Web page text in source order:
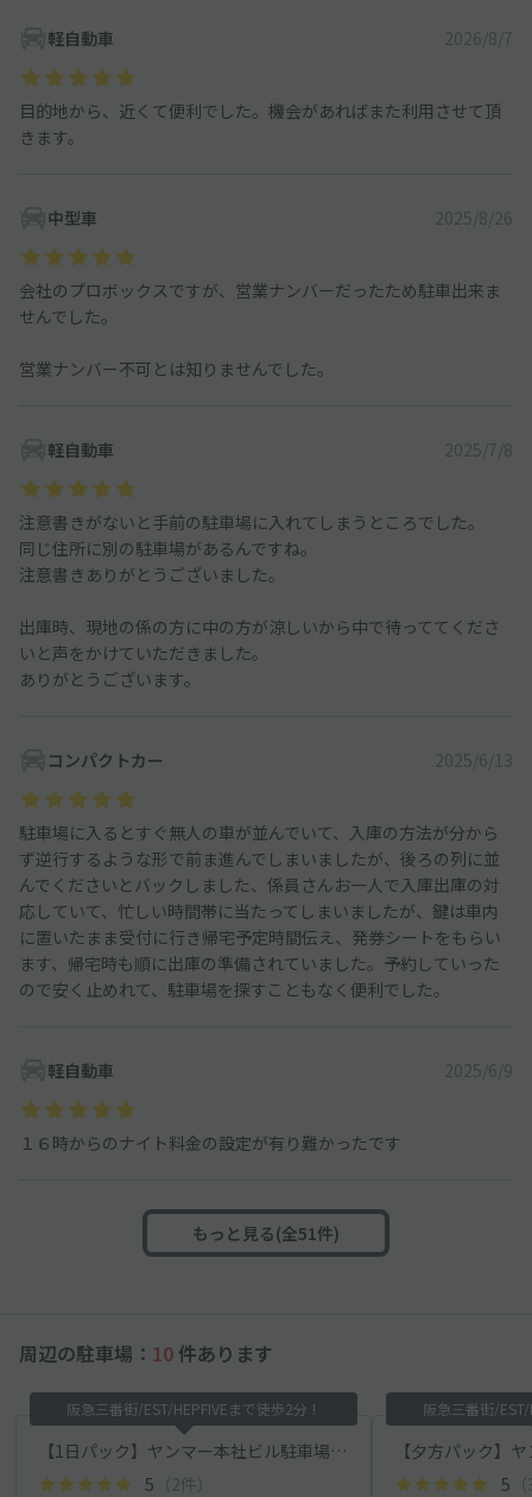
軽自動車 2026/8/7
目的地から、近くて便利でした。機会があればまた利用させて頂
きます。
中型車 2025/8/26
会社のプロボックスですが、営業ナンバーだったため駐車出来ま
せんでした。
営業ナンバー不可とは知りませんでした。
軽自動車 2025/7/8
注意書きがないと手前の駐車場に入れてしまうところでした。
同じ住所に別の駐車場があるんですね。
注意書きありがとうございました。
出庫時、現地の係の方に中の方が涼しいから中で待っててくださ
いと声をかけていただきました。
ありがとうございます。
コンパクトカー 2025/6/13
駐車場に入るとすぐ無人の車が並んでいて、入庫の方法が分から
ず逆行するような形で前ま進んでしまいましたが、後ろの列に並
んでくださいとバックしました、係員さんお一人で入庫出庫の対
応していて、忙しい時間帯に当たってしまいましたが、鍵は車内
に置いたまま受付に行き帰宅予定時間伝え、発券シートをもらい
ます、帰宅時も順に出庫の準備されていました。予約していった
ので安く止めれて、駐車場を探すこともなく便利でした。
軽自動車 2025/6/9
１６時からのナイト料金の設定が有り難かったです
もっと見る(全51件)
周辺の駐車場： 10 件あります
阪急三番街/EST/HEPFIVEまで徒歩2分！
【1日パック】ヤンマー本社ビル駐車場【8:00～21:30】
5 （2件）
阪急三番街/
5